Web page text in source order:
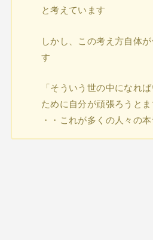
と考えています
しかし、この考え方自体
す
「そういう世の中になれ
ために自分が頑張ろうとま
・・これが多くの人々の